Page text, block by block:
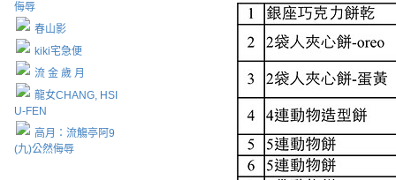
侮辱
春山影
kiki宅急便
流 金 歲 月
龍女CHANG, HSI
U-FEN
高月：流觴亭阿9
(九)公然侮辱